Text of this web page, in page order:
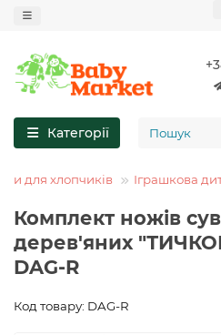
Категорії
для хлопчиків Іграшкова
Комплект ножів
дерев'яних
DAG-R
Код товару: DAG-R